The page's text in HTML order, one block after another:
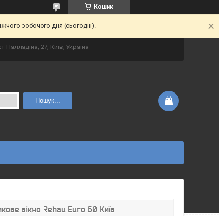
Кошик
робочого дня (сьогодні).
Палладіна, 27, Київ, Україна
Пошук...
вікно Rehau Euro 60 Київ